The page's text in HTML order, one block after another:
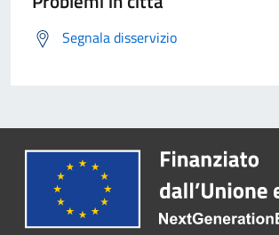
Segnala disservizio